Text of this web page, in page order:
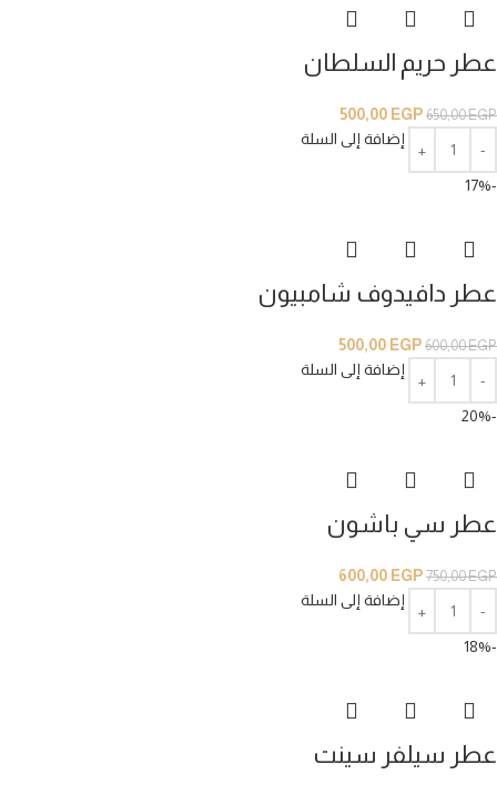
عطر حريم السلطان
650,00EGP
500,00 EGP
إضافة إلى السلة
-17%
عطر دافيدوف شامبيون
600,00EGP
500,00 EGP
إضافة إلى السلة
-20%
عطر سي باشون
750,00EGP
600,00 EGP
إضافة إلى السلة
-18%
عطر سيلفر سينت